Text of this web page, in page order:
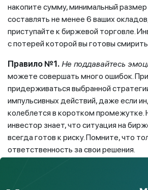
накопите сумму, минимальный
составлять не менее 6 ваших
приступайте к биржевой торговле.
с потерей которой вы готовы
Правило №1. Не поддавайтесь
можете совершать много ошибок.
придерживаться выбранной
импульсивных действий, даже если
колеблется в коротком промежутке.
инвестор знает, что ситуация на
всегда готов к риску. Помните, что
ответственность за свои решения.